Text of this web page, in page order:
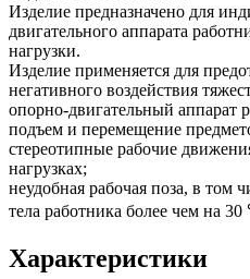
Изделие предназначено для
двигательного аппарата
нагрузки.
Изделие применяется для
негативного воздействия
опорно-двигательный аппарат
подъем и перемещение
стереотипные рабочие
нагрузках;
неудобная рабочая поза, в том
тела работника более чем на
Характеристики